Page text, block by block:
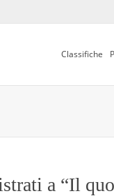
Classifiche
a “Il